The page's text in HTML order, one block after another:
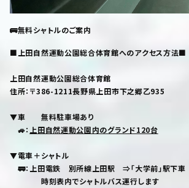
🚌無料シャトルのご案内
■上田自然運動公園総合体育館へのアクセス方法■
上田自然運動公園総合体育館
住所：〒386-1211長野県上田市下之郷乙935
▼車 無料駐車場あり
🚙： 上田自然運動公園内のグランド120台
▼電車＋シャトル
🚃：上田電鉄 別所線上田駅 ⇒「大学前」駅下車
時刻表内でシャトルバス運行します